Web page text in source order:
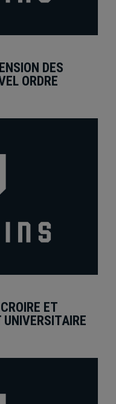
DES
ORDRE
ET
UNIVERSITAIRE